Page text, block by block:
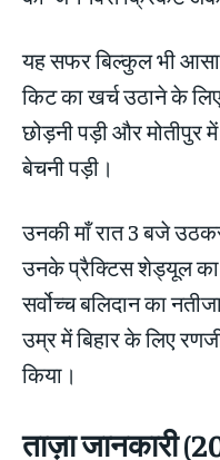
यह सफर बिल्कुल भी
किट का खर्च उठाने के
छोड़नी पड़ी और मोतीपुर
बेचनी पड़ी।
उनकी माँ रात 3 बजे
उनके प्रैक्टिस शेड्यूल का
सर्वोच्च बलिदान का
उम्र में बिहार के लिए
किया।
ताज़ा जानकारी